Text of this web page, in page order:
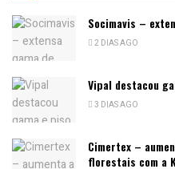
Socimavis –
2 DIAS AGO
Vipal destacou
3 DIAS AGO
Cimertex –
florestais com a